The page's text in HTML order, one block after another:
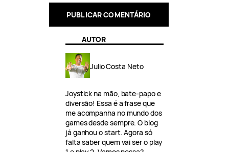
AUTOR
Julio Costa Neto
Joystick na mão, bate-papo e
diversão! Essa é a frase que
me acompanha no mundo dos
games desde sempre. O blog
já ganhou o start. Agora só
falta saber quem vai ser o play